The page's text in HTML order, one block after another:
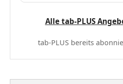
Alle tab-PLUS
tab-PLUS bereits